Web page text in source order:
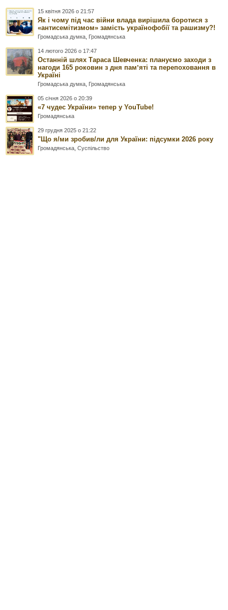
15 квітня 2026 о 21:57
Як і чому під час війни влада вирішила боротися з
«антисемітизмом» замість українофобії та рашизму?!
Громадська думка Громадянська
14 лютого 2026 о 17:47
Останній шлях Тараса Шевченка: плануємо заходи з
нагоди 165 роковин з дня памʼяті та перепоховання в
Україні
Громадська думка Громадянська
05 січня 2026 о 20:39
«7 чудес України» тепер у YouTube!
Громадянська
29 грудня 2025 о 21:22
"Що я/ми зробив/ли для України: підсумки 2026 року
Громадянська ,Суспільство